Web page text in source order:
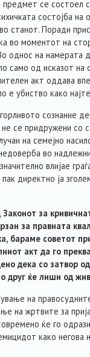
предмет се
состојба
станот. Поради
во моментот на
однос на намерата
само од исказот на
акт оддава
е убиство како
сознание
се придружени со
на семејно
во
влијае
директно ја
за
за правната
бараме советот
акт да го
дека со затвор
друг ќе лиши од
на
на жртвите за
ќе го
како негова